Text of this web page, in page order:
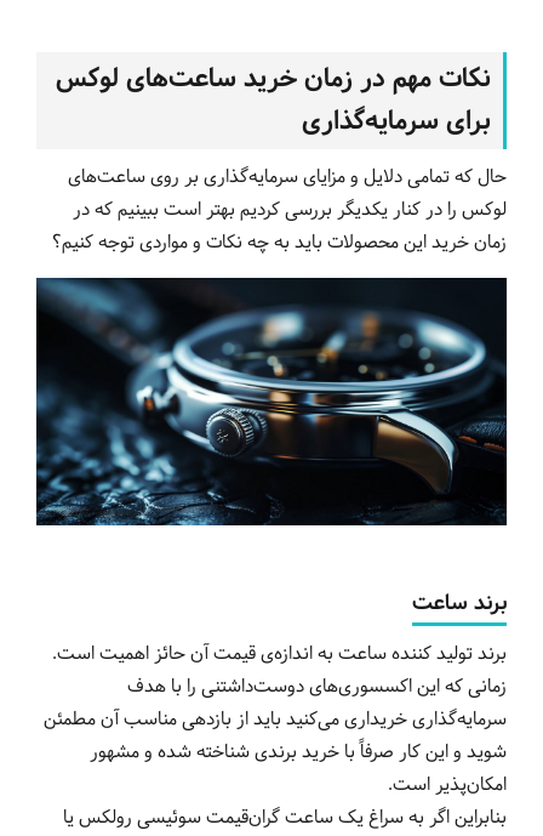
نکات مهم در زمان خرید ساعت‌های لوکس
برای سرمایه‌گذاری
حال که تمامی دلایل و مزایای سرمایه‌گذاری بر روی ساعت‌های
لوکس را در کنار یکدیگر بررسی کردیم بهتر است ببینیم که در
زمان خرید این محصولات باید به چه نکات و مواردی توجه کنیم؟
برند ساعت
برند تولید کننده ساعت به اندازه‌ی قیمت آن حائز اهمیت است.
زمانی که این اکسسوری‌های دوست‌داشتنی را با هدف
سرمایه‌گذاری خریداری می‌کنید باید از بازدهی مناسب آن مطمئن
شوید و این کار صرفاً با خرید برندی شناخته شده و مشهور
امکان‌پذیر است.
بنابراین اگر به سراغ یک ساعت گران‌قیمت سوئیسی رولکس یا